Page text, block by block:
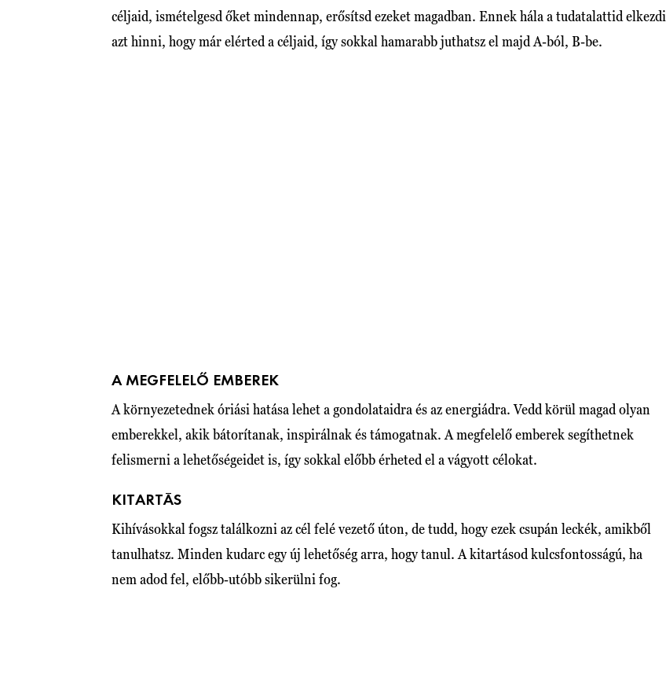
céljaid, ismételgesd őket mindennap, erősítsd ezeket magadban. Ennek hála a tudatalattid elkezdi
azt hinni, hogy már elérted a céljaid, így sokkal hamarabb juthatsz el majd A-ból, B-be.
A MEGFELELŐ EMBEREK
A környezetednek óriási hatása lehet a gondolataidra és az energiádra. Vedd körül magad olyan
emberekkel, akik bátorítanak, inspirálnak és támogatnak. A megfelelő emberek segíthetnek
felismerni a lehetőségeidet is, így sokkal előbb érheted el a vágyott célokat.
KITARTÁS
Kihívásokkal fogsz találkozni az cél felé vezető úton, de tudd, hogy ezek csupán leckék, amikből
tanulhatsz. Minden kudarc egy új lehetőség arra, hogy tanul. A kitartásod kulcsfontosságú, ha
nem adod fel, előbb-utóbb sikerülni fog.